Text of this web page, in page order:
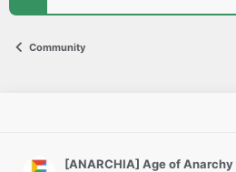
Community
[ANARCHIA] Age of